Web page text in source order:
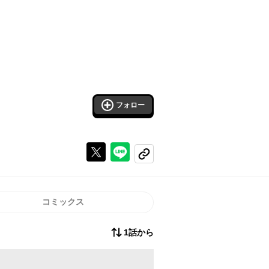
フォロー
Xで投稿するラインでシェアする
コピーする
コミックス
1話から